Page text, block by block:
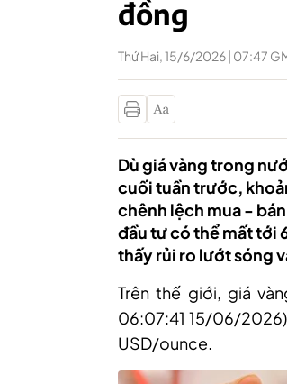
đồng
Thứ Hai, 15/6/2026 | 07:47
Dù giá vàng trong
cuối tuần trước,
chênh lệch mua -
đầu tư có thể mất tới
thấy rủi ro lướt sóng
Trên thế giới, giá
06:07:41 15/06/
USD/ounce.